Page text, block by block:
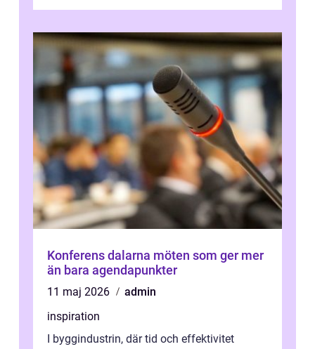
Konferens dalarna möten som ger mer
än bara agendapunkter
11 maj 2026
admin
inspiration
I byggindustrin, där tid och effektivitet